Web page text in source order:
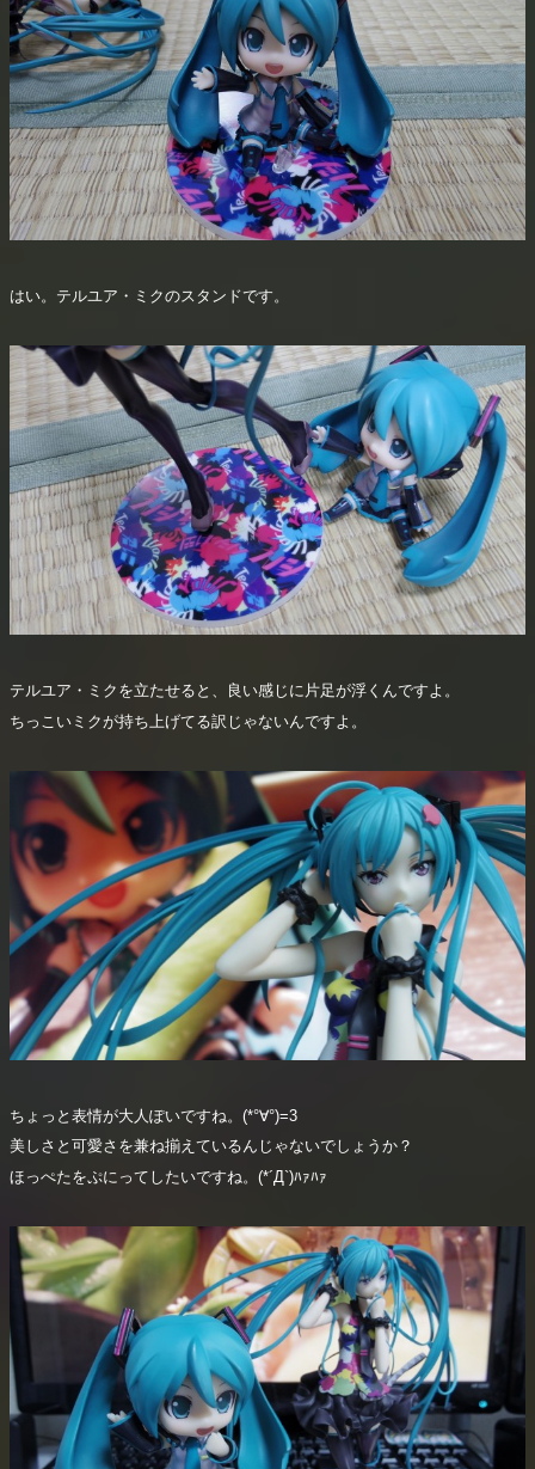
はい。テルユア・ミクのスタンドです。
テルユア・ミクを立たせると、良い感じに片足が浮くんですよ。
ちっこいミクが持ち上げてる訳じゃないんですよ。
ちょっと表情が大人ぽいですね。(*°∀°)=3
美しさと可愛さを兼ね揃えているんじゃないでしょうか？
ほっぺたをぷにってしたいですね。(*´Д`)ﾊｧﾊｧ